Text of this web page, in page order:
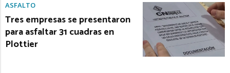
ASFALTO
Tres empresas se presentaron
para asfaltar 31 cuadras en
Plottier